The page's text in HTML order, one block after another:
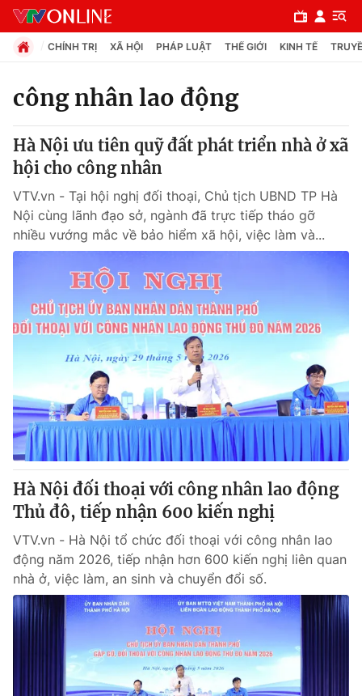
Chuyên mục
Chính trị
Xã hội
Pháp luật
Y tế
Tin tức
Thế giới đó đây
Câu chuyện quốc tế
Kinh tế
Tài chính
Thị trường
Góc doanh nghiệp
Dữ liệu và đời sống
Truyền hình
Phim VTV
Hậu trường
Nhân vật
Khán giả
Giải sao mai
Giải trí
Điện ảnh
Âm nhạc
Đời sống
Du lịch
Làm đẹp
Chất lượng cuộc sống
Giáo dục
Tuyển sinh
Công nghệ
CHÍNH TRỊ XÃ HỘI PHÁP LUẬT THẾ GIỚI KINH TẾ
công nhân lao động
Hà Nội ưu tiên quỹ đất phát triển nhà ở xã
hội cho công nhân
VTV.vn - Tại hội nghị đối thoại, Chủ tịch UBND TP Hà
Nội cùng lãnh đạo sở, ngành đã trực tiếp tháo gỡ
nhiều vướng mắc về bảo hiểm xã hội, việc làm và...
Hà Nội đối thoại với công nhân lao động
Thủ đô, tiếp nhận 600 kiến nghị
VTV.vn - Hà Nội tổ chức đối thoại với công nhân lao
động năm 2026, tiếp nhận hơn 600 kiến nghị liên quan
nhà ở, việc làm, an sinh và chuyển đổi số.